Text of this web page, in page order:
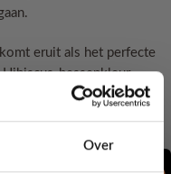
Over
eruit als het perfecte
bessenkleur
een dag tot nacht
lippen helemaal niet uit.